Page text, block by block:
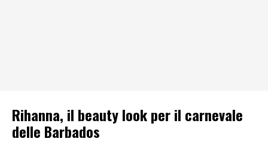
Rihanna, il beauty look per il carnevale
delle Barbados